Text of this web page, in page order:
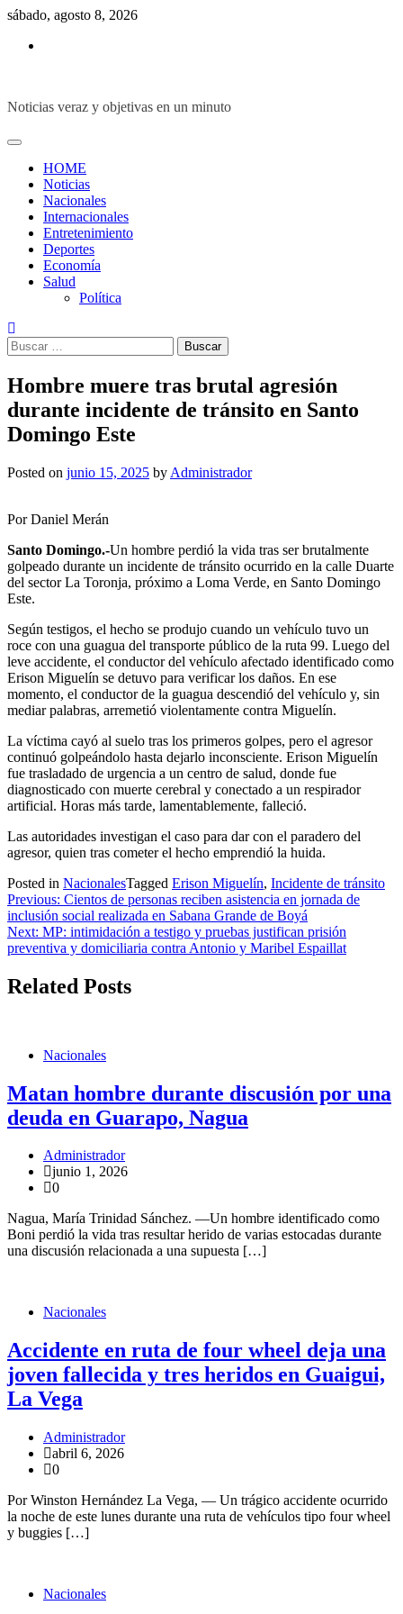
Skip
content
sábado, agosto 8, 2026
Noticias veraz y objetivas en un minuto
HOME
Noticias
Nacionales
Internacionales
Entretenimiento
Deportes
Economía
Salud
Política
Buscar:
Hombre muere tras brutal agresión
durante incidente de tránsito en Santo
Domingo Este
Posted on junio 15, 2025 by Administrador
Por Daniel Merán
Santo Domingo.-Un hombre perdió la vida tras ser brutalmente
golpeado durante un incidente de tránsito ocurrido en la calle Duarte
del sector La Toronja, próximo a Loma Verde, en Santo Domingo
Este.
Según testigos, el hecho se produjo cuando un vehículo tuvo un
roce con una guagua del transporte público de la ruta 99. Luego del
leve accidente, el conductor del vehículo afectado identificado como
Erison Miguelín se detuvo para verificar los daños. En ese
momento, el conductor de la guagua descendió del vehículo y, sin
mediar palabras, arremetió violentamente contra Miguelín.
La víctima cayó al suelo tras los primeros golpes, pero el agresor
continuó golpeándolo hasta dejarlo inconsciente. Erison Miguelín
fue trasladado de urgencia a un centro de salud, donde fue
diagnosticado con muerte cerebral y conectado a un respirador
artificial. Horas más tarde, lamentablemente, falleció.
Las autoridades investigan el caso para dar con el paradero del
agresor, quien tras cometer el hecho emprendió la huida.
Posted in NacionalesTagged Erison Miguelín, Incidente de tránsito
Navegación
de
entradas
Previous: Cientos de personas reciben asistencia en jornada de
inclusión social realizada en Sabana Grande de Boyá
Next: MP: intimidación a testigo y pruebas justifican prisión
preventiva y domiciliaria contra Antonio y Maribel Espaillat
Related Posts
Nacionales
Matan hombre durante discusión por una
deuda en Guarapo, Nagua
Administrador
junio 1, 2026
0
Nagua, María Trinidad Sánchez. —Un hombre identificado como
Boni perdió la vida tras resultar herido de varias estocadas durante
una discusión relacionada a una supuesta […]
Nacionales
Accidente en ruta de four wheel deja una
joven fallecida y tres heridos en Guaigui,
La Vega
Administrador
abril 6, 2026
0
Por Winston Hernández La Vega, — Un trágico accidente ocurrido
la noche de este lunes durante una ruta de vehículos tipo four wheel
y buggies […]
Nacionales